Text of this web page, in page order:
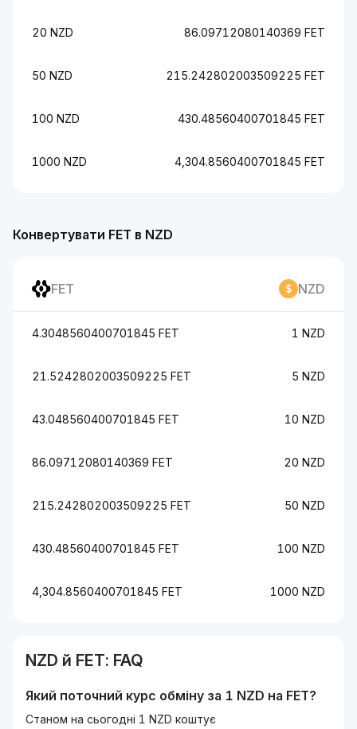
Конвертувати FET в NZD
FET NZD
4.3048560400701845 FET 1 NZD
21.5242802003509225 FET 5 NZD
43.048560400701845 FET 10 NZD
86.09712080140369 FET 20 NZD
215.242802003509225 FET 50 NZD
430.48560400701845 FET 100 NZD
4,304.8560400701845 FET 1000 NZD
20 NZD 86.09712080140369 FET
50 NZD 215.242802003509225 FET
100 NZD 430.48560400701845 FET
1000 NZD 4,304.8560400701845 FET
NZD й FET: FAQ
Який поточний курс обміну за 1 NZD на FET?
Станом на сьогодні 1 NZD коштує